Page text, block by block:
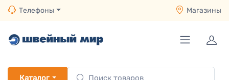
Телефоны Магазины
Каталог